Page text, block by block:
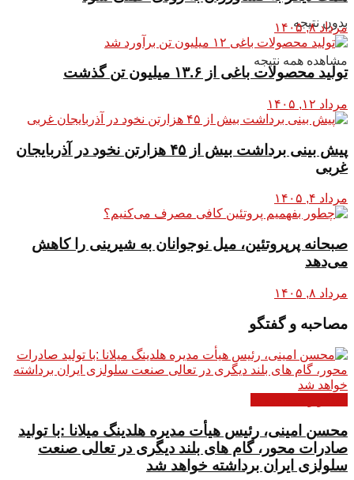
بدون نتیجه
مشاهده همه نتیجه
مرداد ۸, ۱۴۰۵
تولید محصولات باغی از ۱۳.۶ میلیون تن گذشت
مرداد ۱۲, ۱۴۰۵
پیش بینی برداشت بیش از ۴۵ هزارتن نخود در آذربایجان
غربی
مرداد ۴, ۱۴۰۵
صبحانه پرپروتئین، میل نوجوانان به شیرینی را کاهش
می‌دهد
مرداد ۸, ۱۴۰۵
مصاحبه و گفتگو
محسن امینی، رئیس هیأت مدیره هلدینگ میلانا :با تولید
صادرات محور، گام های بلند دیگری در تعالی صنعت
سلولزی ایران برداشته خواهد شد